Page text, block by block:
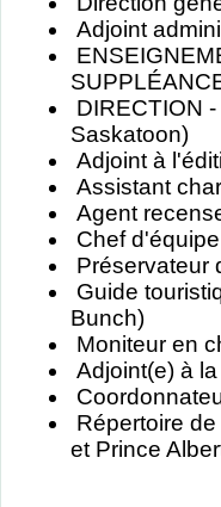
Adjoint
DIRECTION
Saskatoon)
Adjoint à
Assistant
Agent
Chef
Préservateur
Guide
Bunch)
Moniteur en
Adjoint(e) à
Répertoire
et Prince